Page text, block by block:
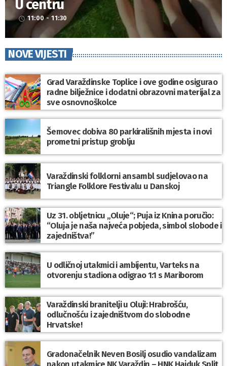
U centru
access_time 11:00 - 11:30
NOVE VIJESTI
Grad Varaždinske Toplice i ove godine osigurao
radne bilježnice i dodatni obrazovni materijal za
sve osnovnoškolce
Šemovec dobiva 80 parkirališnih mjesta i novi
prometni pristup groblju
Varaždinski folklorni ansambl sudjelovao na
Triangle Folklore Festivalu u Danskoj
Uz 31. obljetnicu „Oluje“; Puja iz Knina poručio:
“Oluja je naša najveća pobjeda, simbol slobode i
zajedništva!”
U odličnoj utakmici i ambijentu, Varteks na
otvorenju stadiona odigrao 1:1 s Mariborom
Varaždinski branitelji u Oluji: Hrabrošću,
odlučnošću i zajedništvom do slobodne
Hrvatske!
Gradonačelnik Neven Bosilj osudio vandalizam